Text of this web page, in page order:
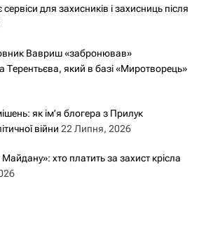
для захисників і захисниць після
Вавриш «забронював»
Терентьєва, який в базі «Миротворець»
як ім’я блогера з Прилук
війни 22 Липня, 2026
хто платить за захист крісла